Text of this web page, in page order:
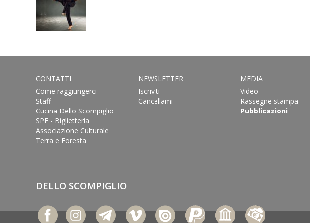
CONTATTI
Come raggiungerci
Staff
Cucina Dello Scompiglio
SPE - Biglietteria
Associazione Culturale
Terra e Foresta
NEWSLETTER
Iscriviti
Cancellami
MEDIA
Video
Rassegne stampa
Pubblicazioni
DELLO SCOMPIGLIO